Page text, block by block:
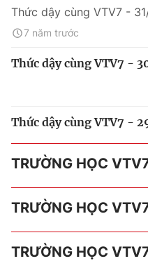
Thức dậy cùng VTV7 -
7 năm trước
Thức dậy cùng VTV7 -
Thức dậy cùng VTV7 -
TRƯỜNG HỌC
TRƯỜNG HỌC
TRƯỜNG HỌC